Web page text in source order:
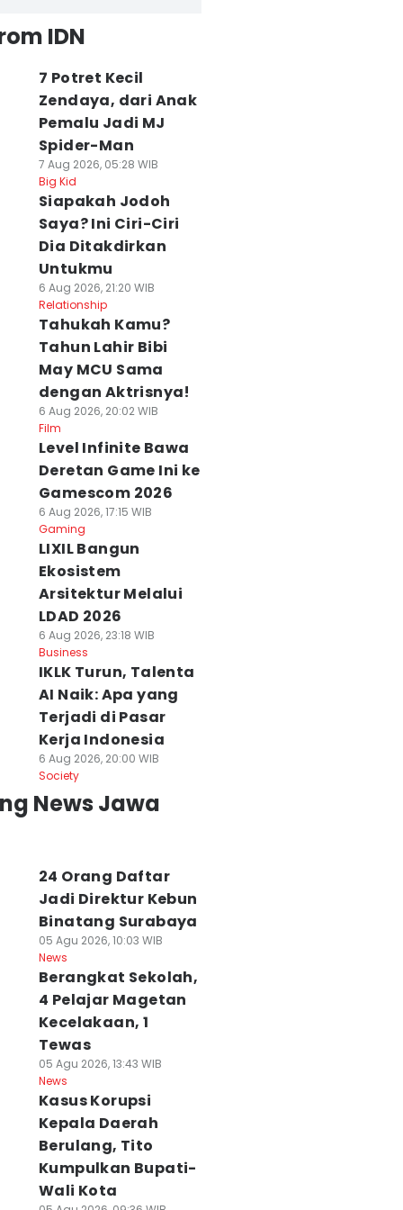
Ibu di
Tewas
Dibunuh
Kandungnya
Agu 2026, 15:34 WIB
Kecelakaan di
Raharja Bilang
Ngomong Turun
06 Agu 2026, 14:28 WIB
News
IDN
7 Potret Kecil
Zendaya, dari Anak
Pemalu Jadi MJ
Spider-Man
7 Aug 2026, 05:28 WIB
Big Kid
Siapakah Jodoh
Saya? Ini Ciri-Ciri
Dia Ditakdirkan
Untukmu
6 Aug 2026, 21:20 WIB
Relationship
Tahukah Kamu?
Tahun Lahir Bibi
May MCU Sama
dengan Aktrisnya!
6 Aug 2026, 20:02 WIB
Film
Level Infinite Bawa
Deretan Game Ini ke
Gamescom 2026
6 Aug 2026, 17:15 WIB
Gaming
LIXIL Bangun
Ekosistem
Arsitektur Melalui
LDAD 2026
6 Aug 2026, 23:18 WIB
Business
IKLK Turun, Talenta
AI Naik: Apa yang
Terjadi di Pasar
Kerja Indonesia
6 Aug 2026, 20:00 WIB
Society
News Jawa
24 Orang Daftar
Jadi Direktur Kebun
Binatang Surabaya
05 Agu 2026, 10:03 WIB
News
Berangkat Sekolah,
4 Pelajar Magetan
Kecelakaan, 1
Tewas
05 Agu 2026, 13:43 WIB
News
Kasus Korupsi
Kepala Daerah
Berulang, Tito
Kumpulkan Bupati-
Wali Kota